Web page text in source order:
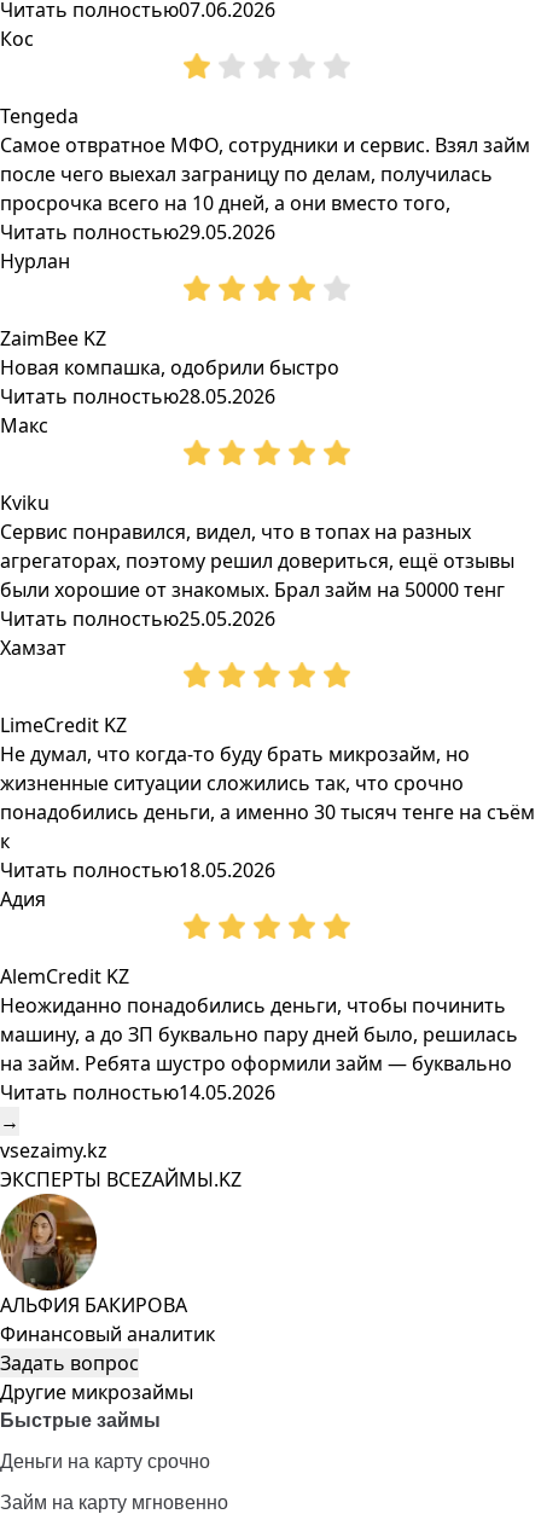
Читать полностью07.06.2026
Кос
Tengeda
Самое отвратное МФО, сотрудники и сервис. Взял займ
после чего выехал заграницу по делам, получилась
просрочка всего на 10 дней, а они вместо того,
Читать полностью29.05.2026
Нурлан
ZaimBee KZ
Новая компашка, одобрили быстро
Читать полностью28.05.2026
Макс
Kviku
Сервис понравился, видел, что в топах на разных
агрегаторах, поэтому решил довериться, ещё отзывы
были хорошие от знакомых. Брал займ на 50000 тенг
Читать полностью25.05.2026
Хамзат
LimeCredit KZ
Не думал, что когда-то буду брать микрозайм, но
жизненные ситуации сложились так, что срочно
понадобились деньги, а именно 30 тысяч тенге на съём
к
Читать полностью18.05.2026
Адия
AlemCredit KZ
Неожиданно понадобились деньги, чтобы починить
машину, а до ЗП буквально пару дней было, решилась
на займ. Ребята шустро оформили займ — буквально
Читать полностью14.05.2026
→
vsezaimy.kz
ЭКСПЕРТЫ ВСЕZAЙМЫ.KZ
АЛЬФИЯ БАКИРОВА
Финансовый аналитик
Задать вопрос
Другие микрозаймы
Быстрые займы
Деньги на карту срочно
Займ на карту мгновенно